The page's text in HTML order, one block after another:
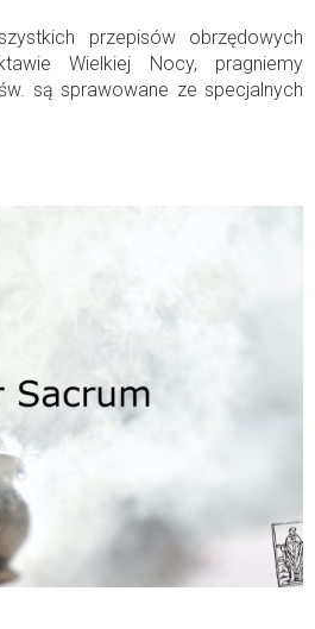
przepisów obrzędowych
Wielkiej Nocy, pragniemy
są sprawowane ze specjalnych